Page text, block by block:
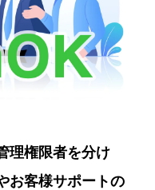
理権限者を分け
お客様サポートの